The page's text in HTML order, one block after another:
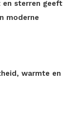
en sterren geeft
moderne
warmte en